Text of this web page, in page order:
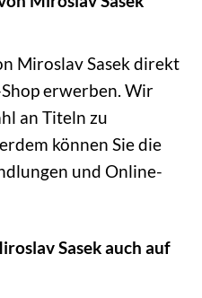
Miroslav Sasek direkt
erwerben. Wir
an Titeln zu
können Sie die
und Online-
Sasek auch auf